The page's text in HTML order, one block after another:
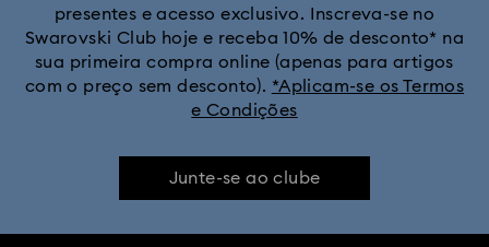
presentes e acesso exclusivo. Inscreva-se no
Swarovski Club hoje e receba 10% de desconto* na
sua primeira compra online (apenas para artigos
com o preço sem desconto). *Aplicam-se os Termos
e Condições
Junte-se ao clube